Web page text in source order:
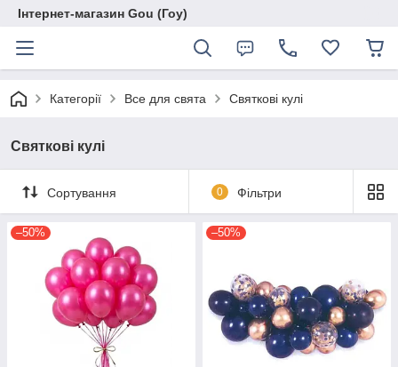
Інтернет-магазин Gou (Гоу)
Категорії Все для свята Святкові кулі
Святкові кулі
Сортування 0 Фільтри
–50% –50%